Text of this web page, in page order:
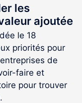
les
ajoutée
le 18
priorités pour
de
faire et
pour trouver